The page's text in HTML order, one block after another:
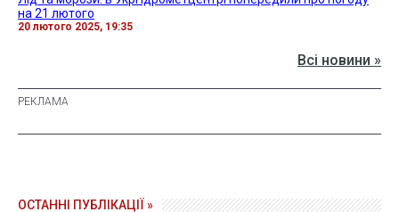
на 21 лютого
20 лютого 2025, 19:35
Всі новини »
ОСТАННІ ПУБЛІКАЦІЇ »